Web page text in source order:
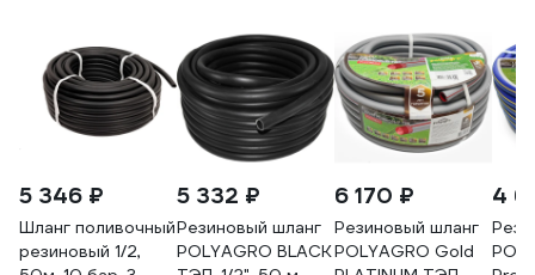
5 346 ₽
Шланг поливочный
резиновый 1/2,
5 332 ₽
Резиновый шланг
POLYAGRO BLACK
6 170 ₽
Резиновый шланг
POLYAGRO Gold
4